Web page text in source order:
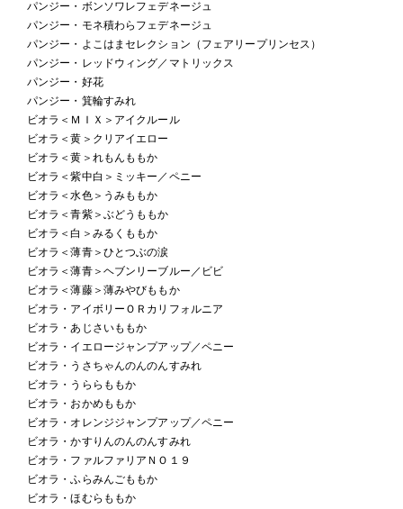
パンジー・ボンソワレフェデネージュ
パンジー・モネ積わらフェデネージュ
パンジー・よこはまセレクション（フェアリープリンセス）
パンジー・レッドウィング／マトリックス
パンジー・好花
パンジー・箕輪すみれ
ビオラ＜ＭＩＸ＞アイクルール
ビオラ＜黄＞クリアイエロー
ビオラ＜黄＞れもんももか
ビオラ＜紫中白＞ミッキー／ペニー
ビオラ＜水色＞うみももか
ビオラ＜青紫＞ぶどうももか
ビオラ＜白＞みるくももか
ビオラ＜薄青＞ひとつぶの涙
ビオラ＜薄青＞ヘブンリーブルー／ビビ
ビオラ＜薄藤＞薄みやびももか
ビオラ・アイボリーＯＲカリフォルニア
ビオラ・あじさいももか
ビオラ・イエロージャンプアップ／ペニー
ビオラ・うさちゃんのんのんすみれ
ビオラ・うららももか
ビオラ・おかめももか
ビオラ・オレンジジャンプアップ／ペニー
ビオラ・かすりんのんのんすみれ
ビオラ・ファルファリアＮＯ１９
ビオラ・ふらみんごももか
ビオラ・ほむらももか